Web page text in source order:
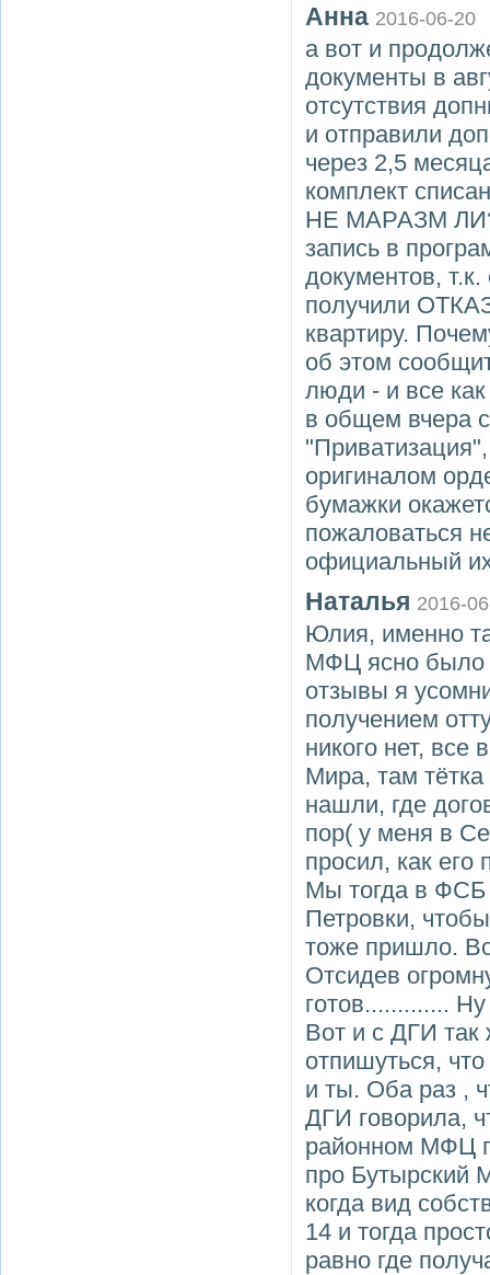
Анна 2016-06-20
а вот и
документы в
отсутствия
и отправили
через 2,5
комплект
НЕ МАРАЗМ
запись в
документов,
получили
квартиру.
об этом
люди - и все как
в общем вчера
оригиналом
бумажки
пожаловаться
официальный
Наталья 2016-
Юлия, именно
МФЦ ясно было
отзывы я
получением
никого нет, все
Мира, там
нашли, где
пор( у меня в
просил, как его
Мы тогда в ФСБ
Петровки,
тоже пришло.
Отсидев
готов.............
Вот и с ДГИ так
отпишуться,
и ты. Оба раз ,
ДГИ говорила,
районном МФЦ
про Бутырский
когда вид
14 и тогда
равно где